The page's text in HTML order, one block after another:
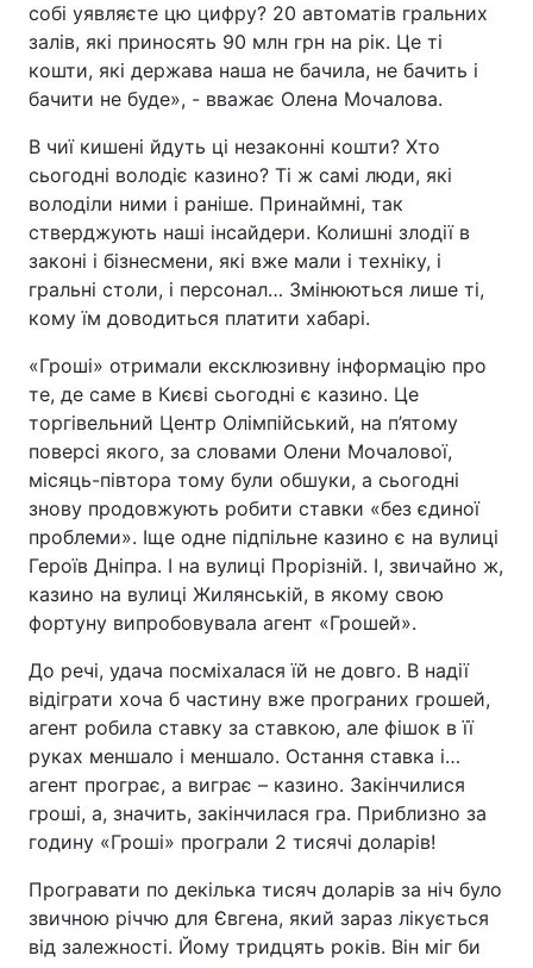
собі уявляєте цю цифру? 20 автоматів гральних
залів, які приносять 90 млн грн на рік. Це ті
кошти, які держава наша не бачила, не бачить і
бачити не буде», - вважає Олена Мочалова.
В чиї кишені йдуть ці незаконні кошти? Хто
сьогодні володіє казино? Ті ж самі люди, які
володіли ними і раніше. Принаймні, так
стверджують наші інсайдери. Колишні злодії в
законі і бізнесмени, які вже мали і техніку, і
гральні столи, і персонал… Змінюються лише ті,
кому їм доводиться платити хабарі.
«Гроші» отримали ексклюзивну інформацію про
те, де саме в Києві сьогодні є казино. Це
торгівельний Центр Олімпійський, на п’ятому
поверсі якого, за словами Олени Мочалової,
місяць-півтора тому були обшуки, а сьогодні
знову продовжують робити ставки «без єдиної
проблеми». Іще одне підпільне казино є на вулиці
Героїв Дніпра. І на вулиці Прорізній. І, звичайно ж,
казино на вулиці Жилянській, в якому свою
фортуну випробовувала агент «Грошей».
До речі, удача посміхалася їй не довго. В надії
відіграти хоча б частину вже програних грошей,
агент робила ставку за ставкою, але фішок в її
руках меншало і меншало. Остання ставка і…
агент програє, а виграє – казино. Закінчилися
гроші, а, значить, закінчилася гра. Приблизно за
годину «Гроші» програли 2 тисячі доларів!
Програвати по декілька тисяч доларів за ніч було
звичною річчю для Євгена, який зараз лікується
від залежності. Йому тридцять років. Він міг би